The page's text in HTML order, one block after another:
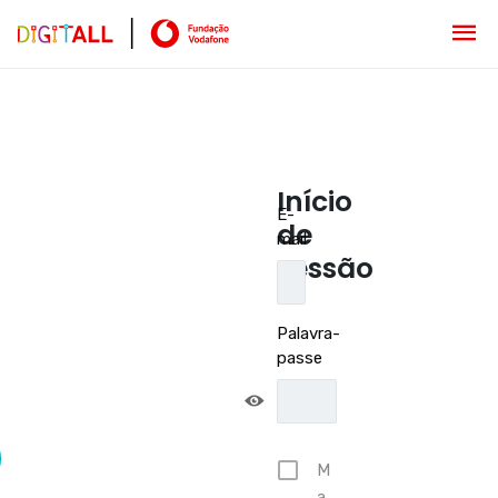
Início
de
sessão
E-
mail
Palavra-
passe
M